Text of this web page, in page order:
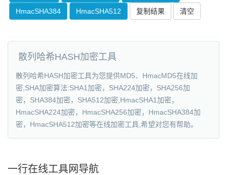
HmacSHA384 HmacSHA512 复制结果
散列哈希HASH加密工具
散列哈希HASH加密工具为您提供MD5、HmacMD5在线加
密,SHA加密算法:SHA1加密，SHA224加密，SHA256加
密，SHA384加密，SHA512加密,HmacSHA1加密，
HmacSHA224加密，HmacSHA256加密，HmacSHA384加
密，HmacSHA512加密等在线加密工具,希望对您有帮助。
一行在线工具网导航